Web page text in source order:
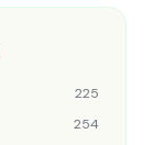
225
254